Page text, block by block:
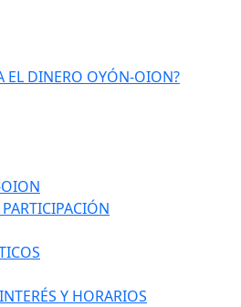
EL DINERO OYÓN-OION?
Y HORARIOS